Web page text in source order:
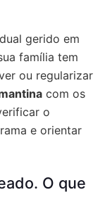
gerido em
família tem
ou regularizar
com os
o
e orientar
O que